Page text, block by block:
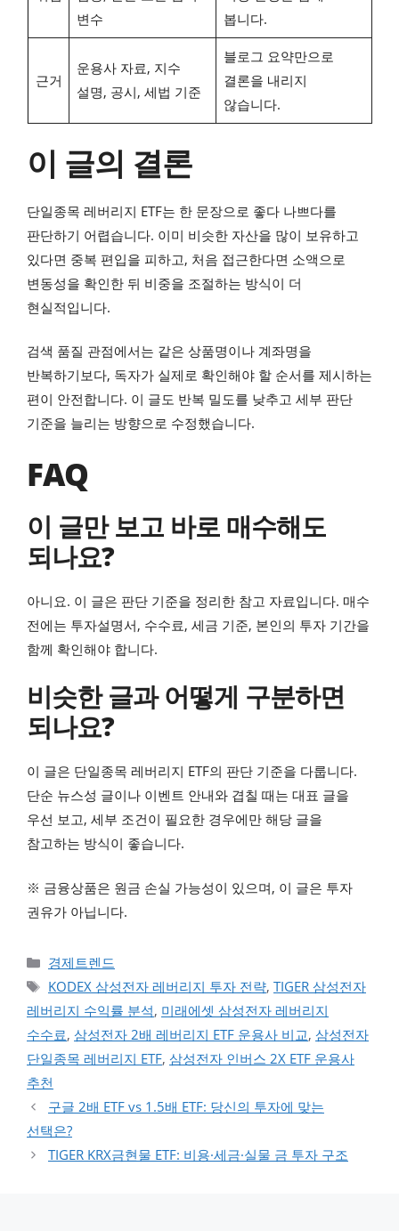
변수
봅니다.
근거
운용사 자료, 지수
설명, 공시, 세법 기준
블로그 요약만으로
결론을 내리지
않습니다.
이 글의 결론
단일종목 레버리지 ETF는 한 문장으로 좋다 나쁘다를
판단하기 어렵습니다. 이미 비슷한 자산을 많이 보유하고
있다면 중복 편입을 피하고, 처음 접근한다면 소액으로
변동성을 확인한 뒤 비중을 조절하는 방식이 더
현실적입니다.
검색 품질 관점에서는 같은 상품명이나 계좌명을
반복하기보다, 독자가 실제로 확인해야 할 순서를 제시하는
편이 안전합니다. 이 글도 반복 밀도를 낮추고 세부 판단
기준을 늘리는 방향으로 수정했습니다.
FAQ
이 글만 보고 바로 매수해도
되나요?
아니요. 이 글은 판단 기준을 정리한 참고 자료입니다. 매수
전에는 투자설명서, 수수료, 세금 기준, 본인의 투자 기간을
함께 확인해야 합니다.
비슷한 글과 어떻게 구분하면
되나요?
이 글은 단일종목 레버리지 ETF의 판단 기준을 다룹니다.
단순 뉴스성 글이나 이벤트 안내와 겹칠 때는 대표 글을
우선 보고, 세부 조건이 필요한 경우에만 해당 글을
참고하는 방식이 좋습니다.
※ 금융상품은 원금 손실 가능성이 있으며, 이 글은 투자
권유가 아닙니다.
카테고리
경제트렌드
태그
KODEX 삼성전자 레버리지 투자 전략, TIGER 삼성전자
레버리지 수익률 분석, 미래에셋 삼성전자 레버리지
수수료, 삼성전자 2배 레버리지 ETF 운용사 비교, 삼성전자
단일종목 레버리지 ETF, 삼성전자 인버스 2X ETF 운용사
추천
구글 2배 ETF vs 1.5배 ETF: 당신의 투자에 맞는
선택은?
TIGER KRX금현물 ETF: 비용·세금·실물 금 투자 구조